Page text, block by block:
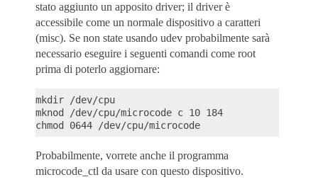
stato aggiunto un apposito driver; il driver è
accessibile come un normale dispositivo a caratteri
(misc). Se non state usando udev probabilmente sarà
necessario eseguire i seguenti comandi come root
prima di poterlo aggiornare:
mkdir /dev/cpu
mknod /dev/cpu/microcode c 10 184
Probabilmente, vorrete anche il programma
microcode_ctl da usare con questo dispositivo.